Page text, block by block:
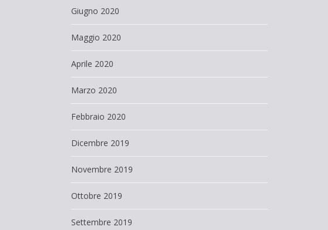
Giugno 2020
Maggio 2020
Aprile 2020
Marzo 2020
Febbraio 2020
Dicembre 2019
Novembre 2019
Ottobre 2019
Settembre 2019